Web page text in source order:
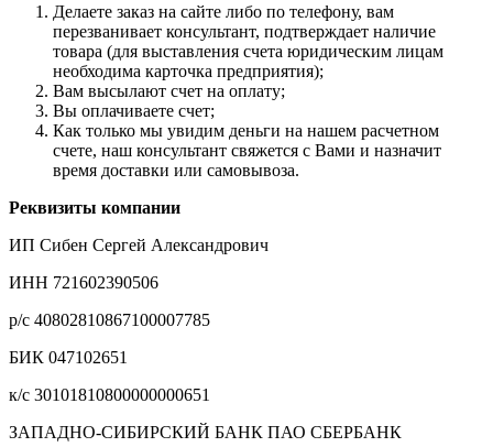
Делаете заказ на сайте либо по телефону, вам
перезванивает консультант, подтверждает наличие
товара (для выставления счета юридическим лицам
необходима карточка предприятия);
Вам высылают счет на оплату;
Вы оплачиваете счет;
Как только мы увидим деньги на нашем расчетном
счете, наш консультант свяжется с Вами и назначит
время доставки или самовывоза.
Реквизиты компании
ИП Сибен Сергей Александрович
ИНН 721602390506
р/с 40802810867100007785
БИК 047102651
к/с 30101810800000000651
ЗАПАДНО-СИБИРСКИЙ БАНК ПАО СБЕРБАНК